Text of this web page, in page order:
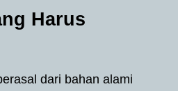
Harus
dari bahan alami